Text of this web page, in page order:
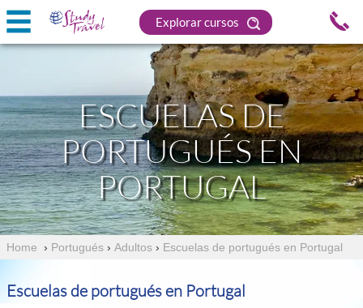
Explorar cursos
ESCUELAS DE
PORTUGUÉS EN
PORTUGAL
Home › Portugués › Adultos › Escuelas de portugués en Portugal
Escuelas de portugués en Portugal